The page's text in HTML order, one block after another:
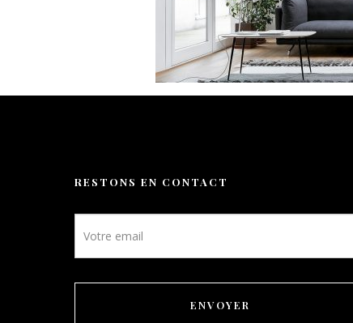
Galerie
Nos tarifs
Réservation
RESTONS EN CONTACT
Newsletter
footer
ENVOYER